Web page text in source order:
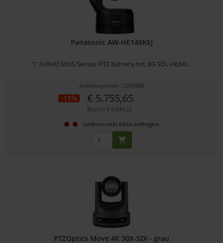
Panasonic AW-HE145KEJ
1" FullHD MOS Sensor PTZ Kamera mit 3G-SDI, HDMI...
Artikelnummer: 12298588
-11% € 5.755,65
Brutto: € 6.849,22
Liefertermin bitte anfragen
PTZOptics Move 4K 30X-SDI - grau